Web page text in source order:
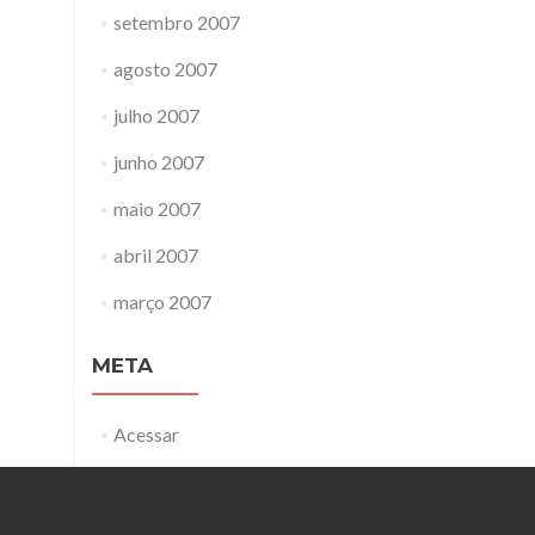
setembro 2007
agosto 2007
julho 2007
junho 2007
maio 2007
abril 2007
março 2007
META
Acessar